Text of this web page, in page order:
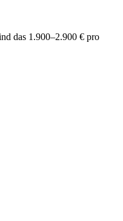
das 1.900–2.900 € pro